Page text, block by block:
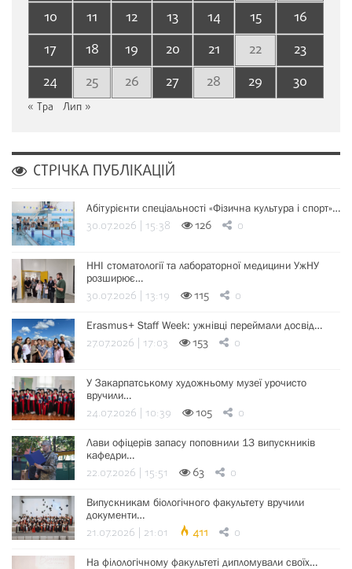
10
11 12 13 14 15
16
17
18 19 20 21 22
23
24
25 26 27 28 29 30
« Тра Лип »
СТРІЧКА ПУБЛІКАЦІЙ
Абітурієнти спеціальності «Фізична культура і спорт»…
30.07.2026 | 15:38 126 0
ННІ стоматології та лабораторної медицини УжНУ
розширює…
30.07.2026 | 13:19 115 0
Erasmus+ Staff Week: ужнівці переймали досвід…
27.07.2026 | 17:03 153 0
У Закарпатському художньому музеї урочисто
вручили…
24.07.2026 | 10:39 105 0
Лави офіцерів запасу поповнили 13 випускників
кафедри…
22.07.2026 | 15:51 63 0
Випускникам біологічного факультету вручили
документи…
21.07.2026 | 21:01 411 0
На філологічному факультеті дипломували своїх…